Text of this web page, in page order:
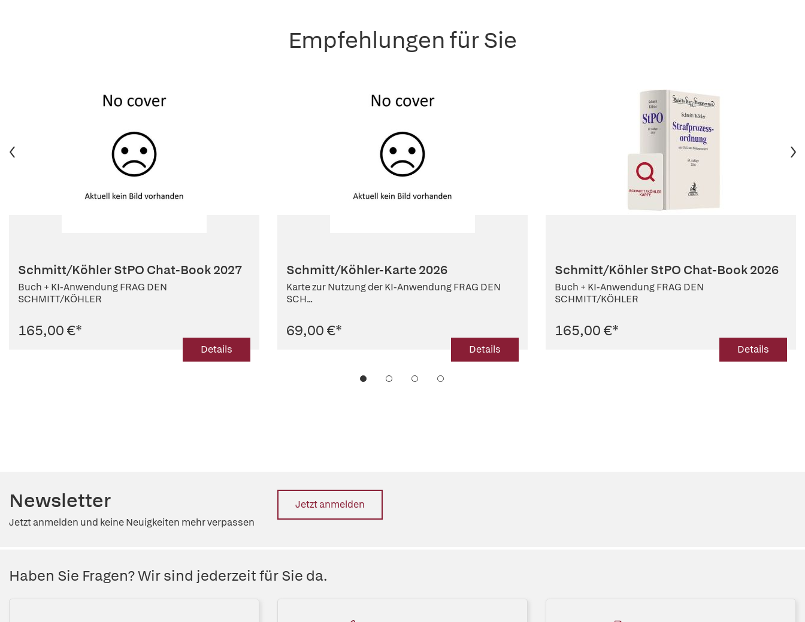
Empfehlungen für Sie
Schmitt/Köhler StPO Chat-Book 2027
Buch + KI-Anwendung FRAG DEN
SCHMITT/KÖHLER
165,00 €*
Details
Schmitt/Köhler-Karte 2026
Karte zur Nutzung der KI-Anwendung FRAG DEN
SCH...
69,00 €*
Details
Schmitt/Köhler StPO Chat-Book 2026
Buch + KI-Anwendung FRAG DEN
SCHMITT/KÖHLER
165,00 €*
Details
Newsletter
Jetzt anmelden und keine Neuigkeiten mehr verpassen
Jetzt anmelden
Haben Sie Fragen? Wir sind jederzeit für Sie da.